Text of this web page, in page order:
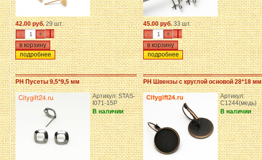
42.00 руб.29 шт.
- +
подробнее
45.00 руб.33 шт.
- +
подробнее
PH Пусеты 9,5*9,5 мм
Артикул: STAS-
I071-15P
В наличии
PH Швензы с круглой основой 28*18 мм
Артикул:
C1244(медь)
В наличии